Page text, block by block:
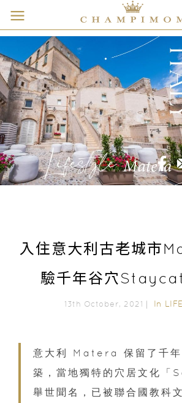
入住意大利古老城市
驗千年谷穴
13th October, 2021｜ In
意大利 Matera 保留了千年
築，當地獨特的穴居文化「
舉世聞名，已被聯合國教科